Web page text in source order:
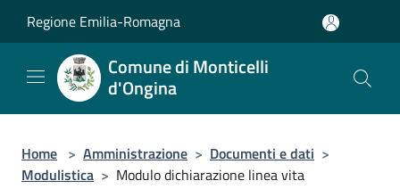
Regione Emilia-Romagna
Comune di Monticelli
d'Ongina
Home > Amministrazione > Documenti e dati >
Modulistica > Modulo dichiarazione linea vita